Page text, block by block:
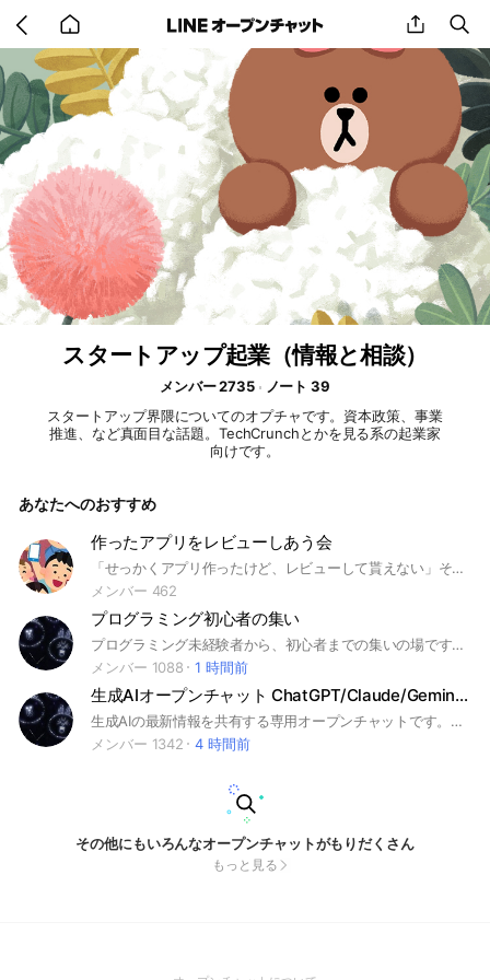
back
to
home
share
スタートアップ起業（情報と相談）
メンバー 2735
ノート 39
スタートアップ界隈についてのオプチャです。資本政策、事業
推進、など真面目な話題。TechCrunchとかを見る系の起業家
向けです。
あなたへのおすすめ
作ったアプリをレビューしあう会
「せっかくアプリ作ったけど、レビューして貰えない」そんなあなたのための、オープンチャットです。#アプリ開発 #swift #unity #react native #android #ios #kotlin #java #flutter #xamarin
メンバー 462
プログラミング初心者の集い
プログラミング未経験者から、初心者までの集いの場です⤴ 情報共有や質問をして知見を深めましょう✨ 基本的に皆様には規則を設けませんが、他のオープンチャットや有料系の勧誘はNGとします。また節度ある行動を心がけましょう。 誤爆投稿を削除する時は管理人に連絡すればなるべく早く対応します😊
メンバー 1088
1 時間前
生成AIオープンチャット ChatGPT/Claude/Gemini/Grok/Copilot
生成AIの最新情報を共有する専用オープンチャットです。大規模言語モデル(LLM ChatGPT Claude Gemini Copilot Llama)、画像生成AI/動画生成AI (StableDiffusion Midjourney NovelAI Sora)や音楽生成AI(SunoAI Soundraw AIVA)などの最新AIに関する情報を気軽にシェアしてください 敬語で会話、議論は建設的にお願いします 生成AI / Generative AI 汎用人工知能 / Artificial General Intelligence AI エージェント / AI Agent 二ューラルネットワーク / Neural Networks 深層学習 / Deep Learning 機械学習 / Machine Learning 自然言語処理 / Natural Language Processing (NLP) 画像認識 / Image Recognition 強化学習 / Reinforcement Learning ロボティクス / Robotics AIVtuber / AItuber / Python / Copilot / Duet AI / Amazon Q / Bedrock / Google Cloud / Azure / AWS / Cursor / tldraw / OpenAI API / Bard / Gemini / GPTs / Vision API / cursor / open interpreter / self operating computer / figma / excalidraw / krea ai / akuma ai / stable video diffusion / assistant-api / multimodal / gpt-4-128k / gpt-jsonmode / dalle / whisper / tts / codeinterpreter / openai-functioncalling / advanced-data-analytics / microsoft-copilot / AWS bedrock / Anthropic
メンバー 1342
4 時間前
その他にもいろんなオープンチャットがもりだくさん
もっと見る